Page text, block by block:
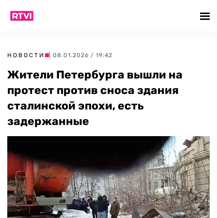
НОВОСТИ | 08.01.2026 / 19:42
Жители Петербурга вышли на
протест против сноса здания
сталинской эпохи, есть
задержанные